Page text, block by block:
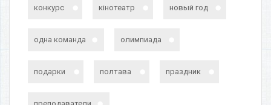
конкурс кінотеатр новый год
одна команда олимпиада
подарки полтава праздник